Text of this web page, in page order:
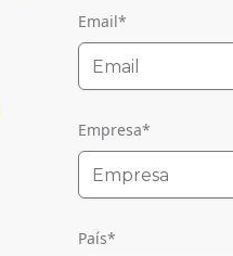
Email*
Empresa*
País*